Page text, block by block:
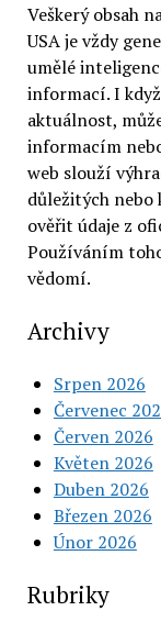
Veškerý obsah
USA je vždy
umělé
informací. I
aktuálnost,
informacím
web slouží
důležitých
ověřit údaje z
Používáním
vědomí.
Archivy
Srpen 2026
Červenec
Červen 2026
Květen 2026
Duben 2026
Březen 2026
Únor 2026
Rubriky